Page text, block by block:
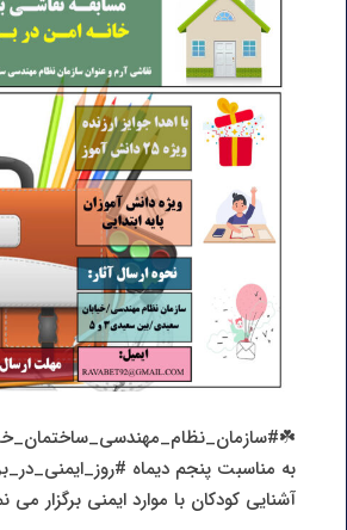
به مناسبت پنجم دیماه
آشنایی کودکان با موارد ایمنی برگزار می